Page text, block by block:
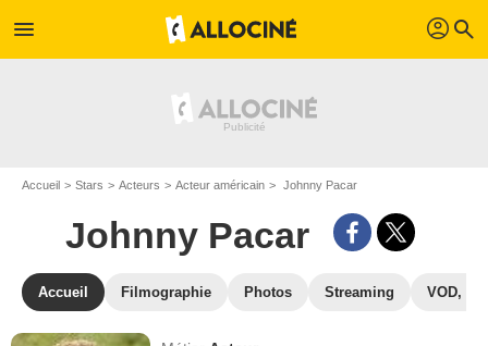
menu profil search
Accueil Stars Acteurs Acteur américain Johnny Pacar
Johnny Pacar
Accueil Filmographie Photos Streaming VOD,